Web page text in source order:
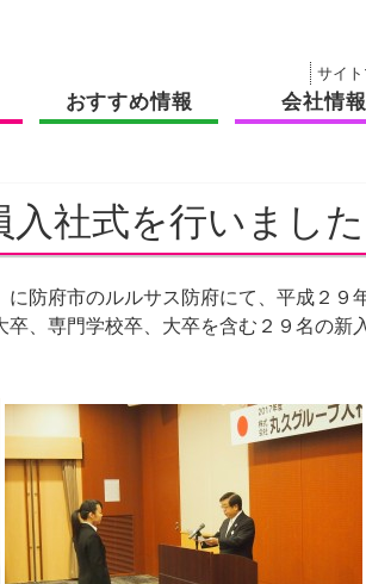
サイ
おすすめ情報 会社情報
社式を行いました
防府市のルルサス防府にて、平成２９
、専門学校卒、大卒を含む２９名の新